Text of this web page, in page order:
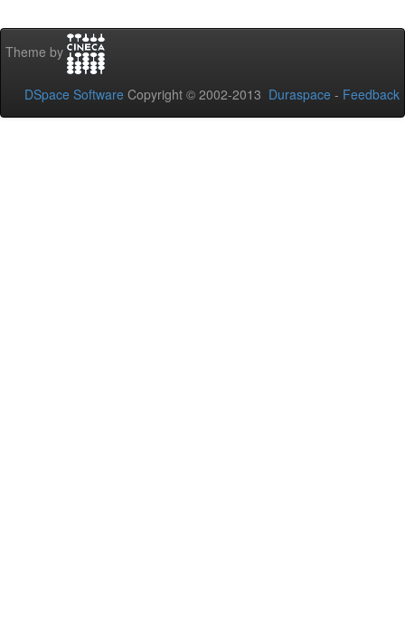
Theme by
DSpace Software Copyright © 2002-2013 Duraspace - Feedback